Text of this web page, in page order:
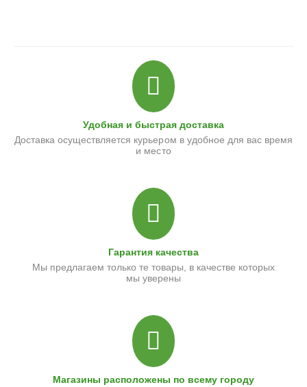
Удобная и быстрая доставка
Доставка осуществляется курьером в удобное для вас время
и место
Гарантия качества
Мы предлагаем только те товары, в качестве которых
мы уверены
Магазины расположены по всему городу